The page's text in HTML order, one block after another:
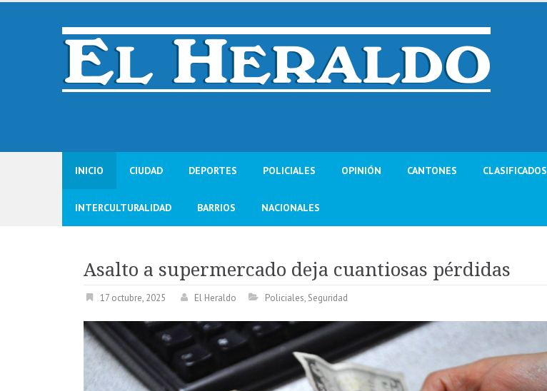
Skip
INICIO CIUDAD DEPORTES POLICIALES OPINIÓN CANTONES CLASIFICADOS
INTERCULTURALIDAD BARRIOS NACIONALES
Asalto a supermercado deja cuantiosas pérdidas
17 octubre, 2025 El Heraldo Policiales, Seguridad